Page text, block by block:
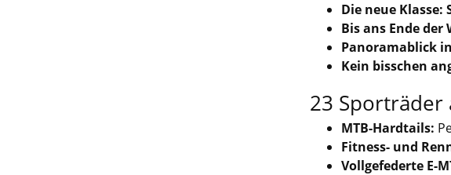
Die neue Klasse:
Bis ans Ende der
Panoramablick
Kein bisschen
23 Sporträder
MTB-Hardtails:
Fitness- und
Vollgefederte E-